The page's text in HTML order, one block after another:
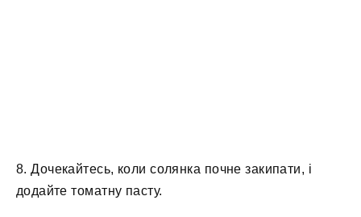
8. Дочекайтесь, коли солянка почне закипати, і
додайте томатну пасту.